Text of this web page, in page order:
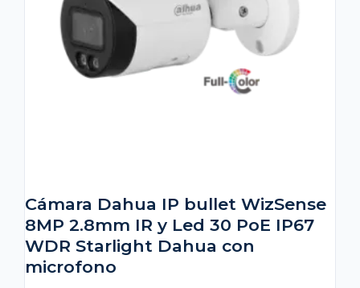
Cámara Dahua IP bullet WizSense
8MP 2.8mm IR y Led 30 PoE IP67
WDR Starlight Dahua con
microfono